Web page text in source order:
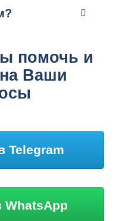
помочь и
Ваши
Telegram
WhatsApp